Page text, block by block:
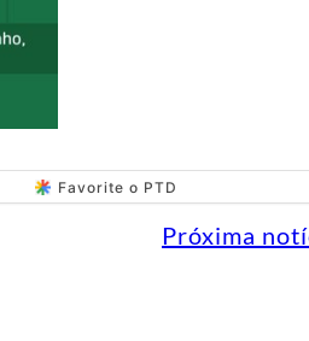
Favorite o PTD
Próxima